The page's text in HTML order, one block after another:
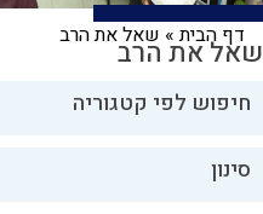
דף הבית» שאל את הרבשאל את הרב
חיפוש לפי קטגוריה
סינון